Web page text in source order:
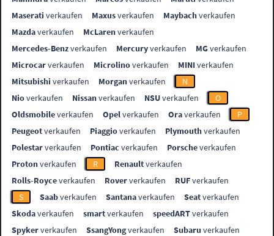
Maserati verkaufen Maxusverkaufen Maybachverkaufen
Mazdaverkaufen McLarenverkaufen
Mercedes-Benzverkaufen Mercuryverkaufen MGverkaufen
Microcarverkaufen Microlinoverkaufen MINIverkaufen
Mitsubishi verkaufen Morganverkaufen
N
Nioverkaufen Nissanverkaufen NSUverkaufen
O
Oldsmobileverkaufen Opelverkaufen Oraverkaufen
P
Peugeotverkaufen Piaggioverkaufen Plymouthverkaufen
Polestarverkaufen Pontiac verkaufen Porscheverkaufen
Protonverkaufen R Renaultverkaufen
Rolls-Royceverkaufen Roververkaufen RUFverkaufen
S
Saabverkaufen Santanaverkaufen Seatverkaufen
Skodaverkaufen smartverkaufen speedARTverkaufen
Spykerverkaufen SsangYongverkaufen Subaru verkaufen